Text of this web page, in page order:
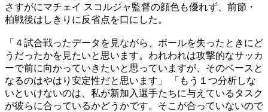
さすがにマチェイ スコルジャ監督の顔色も優れず、前節・
柏戦後はしきりに反省点を口にした。
「４試合戦ったデータを見ながら、ボールを失ったときにど
うだったかを見たいと思います。われわれは攻撃的なサッカ
ーで前に向かっていきたいと思っていますが、そのベースと
なるのはやはり安定性だと思います」 「もう１つ分析しな
いといけないのは、私が新加入選手たちに与えているタスク
が彼らに合っているかどうかです。そこが合っていないので